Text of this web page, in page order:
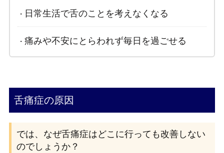
日常生活で舌のことを考えなくなる
痛みや不安にとらわれず毎日を過ごせる
舌痛症の原因
では、なぜ舌痛症はどこに行っても改善しない
のでしょうか？